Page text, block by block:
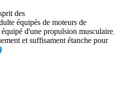
des
équipés de moteurs de
d'une propulsion
et suffisament étanche pour